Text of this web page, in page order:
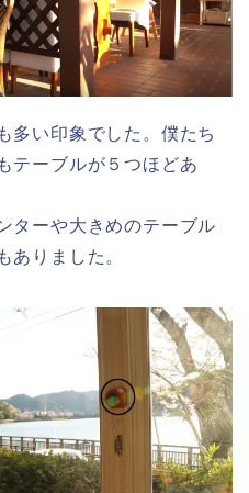
多い印象でした。僕たち
テーブルが５つほどあ
ターや大きめのテーブル
ありました。